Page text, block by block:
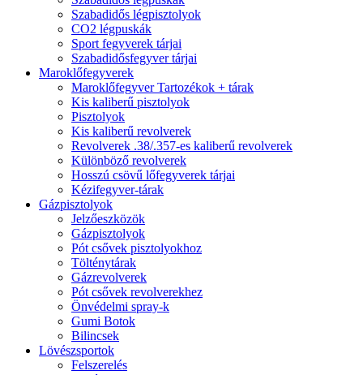
Szabadidős légpisztolyok
CO2 légpuskák
Sport fegyverek tárjai
Szabadidősfegyver tárjai
Maroklőfegyverek
Maroklőfegyver Tartozékok + tárak
Kis kaliberű pisztolyok
Pisztolyok
Kis kaliberű revolverek
Revolverek .38/.357-es kaliberű revolverek
Különböző revolverek
Hosszú csövű lőfegyverek tárjai
Kézifegyver-tárak
Gázpisztolyok
Jelzőeszközök
Gázpisztolyok
Pót csővek pisztolyokhoz
Tölténytárak
Gázrevolverek
Pót csővek revolverekhez
Önvédelmi spray-k
Gumi Botok
Bilincsek
Lövészsportok
Felszerelés